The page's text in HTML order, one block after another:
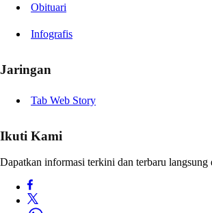
Obituari
Infografis
Jaringan
Tab Web Story
Ikuti Kami
Dapatkan informasi terkini dan terbaru langsung